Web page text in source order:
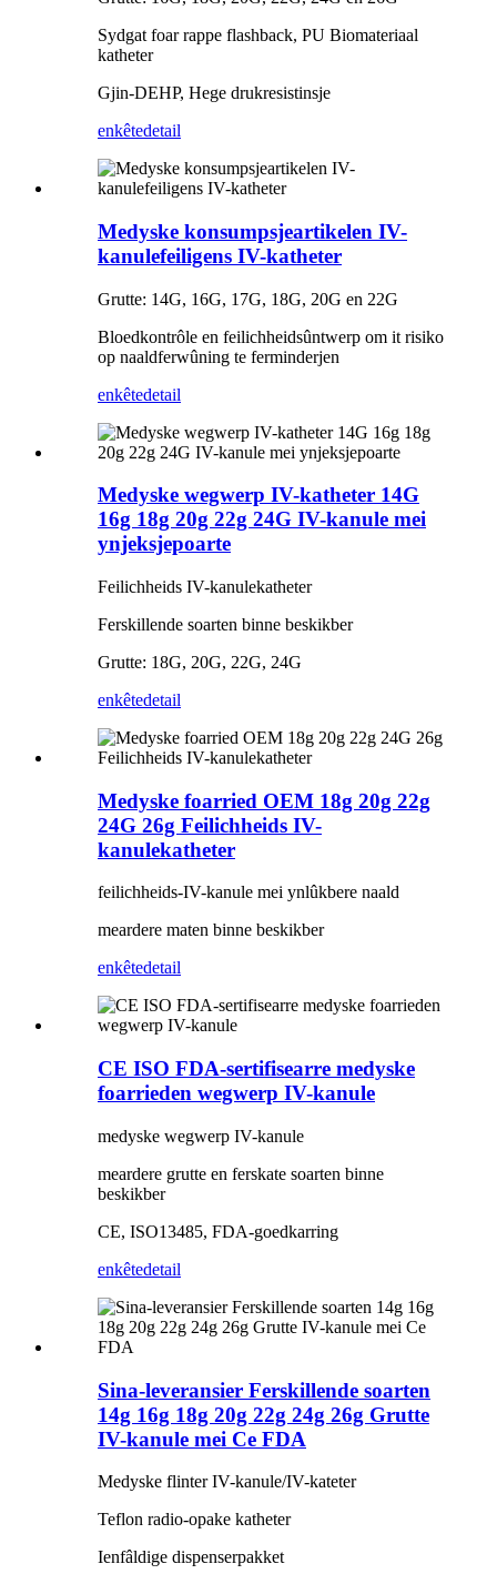
Sydgat foar rappe flashback, PU Biomateriaal
katheter
Gjin-DEHP, Hege drukresistinsje
enkêtedetail
Medyske konsumpsjeartikelen IV-
kanulefeiligens IV-katheter
Grutte: 14G, 16G, 17G, 18G, 20G en 22G
Bloedkontrôle en feilichheidsûntwerp om it risiko
op naaldferwûning te ferminderjen
enkêtedetail
Medyske wegwerp IV-katheter 14G
16g 18g 20g 22g 24G IV-kanule mei
ynjeksjepoarte
Feilichheids IV-kanulekatheter
Ferskillende soarten binne beskikber
Grutte: 18G, 20G, 22G, 24G
enkêtedetail
Medyske foarried OEM 18g 20g 22g
24G 26g Feilichheids IV-
kanulekatheter
feilichheids-IV-kanule mei ynlûkbere naald
meardere maten binne beskikber
enkêtedetail
CE ISO FDA-sertifisearre medyske
foarrieden wegwerp IV-kanule
medyske wegwerp IV-kanule
meardere grutte en ferskate soarten binne
beskikber
CE, ISO13485, FDA-goedkarring
enkêtedetail
Sina-leveransier Ferskillende soarten
14g 16g 18g 20g 22g 24g 26g Grutte
IV-kanule mei Ce FDA
Medyske flinter IV-kanule/IV-kateter
Teflon radio-opake katheter
Ienfâldige dispenserpakket